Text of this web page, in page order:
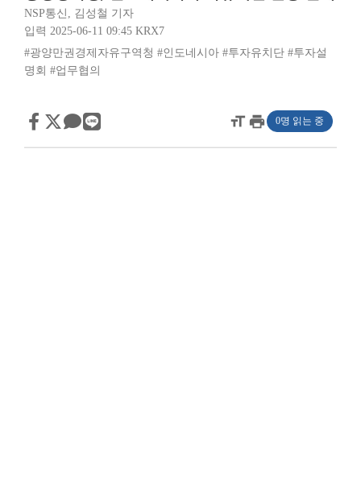
NSP통신 , 김성철 기자
입력 2025-06-11 09:45 KRX7
#광양만권경제자유구역청 #인도네시아 #투자유치단 #투자설
명회 #업무협의
format_sizeprint 0명 읽는 중